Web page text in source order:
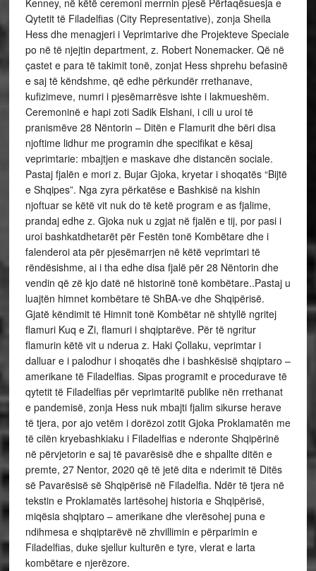
Kenney, në këtë ceremoni merrnin pjesë Përfaqësuesja e
Qytetit të Filadelfias (City Representative), zonja Sheila
Hess dhe menagjeri i Veprimtarive dhe Projekteve Speciale
po në të njejtin department, z. Robert Nonemacker. Që në
çastet e para të takimit tonë, zonjat Hess shprehu befasinë
e saj të këndshme, që edhe përkundër rrethanave,
kufizimeve, numri i pjesëmarrësve ishte i lakmueshëm.
Ceremoninë e hapi zoti Sadik Elshani, i cili u uroi të
pranismëve 28 Nëntorin – Ditën e Flamurit dhe bëri disa
njoftime lidhur me programin dhe specifikat e kësaj
veprimtarie: mbajtjen e maskave dhe distancën sociale.
Pastaj fjalën e mori z. Bujar Gjoka, kryetar i shoqatës “Bijtë
e Shqipes”. Nga zyra përkatëse e Bashkisë na kishin
njoftuar se këtë vit nuk do të ketë program e as fjalime,
prandaj edhe z. Gjoka nuk u zgjat në fjalën e tij, por pasi i
uroi bashkatdhetarët për Festën tonë Kombëtare dhe i
falenderoi ata për pjesëmarrjen në këtë veprimtari të
rëndësishme, ai i tha edhe disa fjalë për 28 Nëntorin dhe
vendin që zë kjo datë në historinë tonë kombëtare..Pastaj u
luajtën himnet kombëtare të ShBA-ve dhe Shqipërisë.
Gjatë këndimit të Himnit tonë Kombëtar në shtyllë ngritej
flamuri Kuq e Zi, flamuri i shqiptarëve. Për të ngritur
flamurin këtë vit u nderua z. Haki Çollaku, veprimtar i
dalluar e i palodhur i shoqatës dhe i bashkësisë shqiptaro –
amerikane të Filadelfias. Sipas programit e procedurave të
qytetit të Filadelfias për veprimtaritë publike nën rrethanat
e pandemisë, zonja Hess nuk mbajti fjalim sikurse herave
të tjera, por ajo vetëm i dorëzoi zotit Gjoka Proklamatën me
të cilën kryebashkiaku i Filadelfias e nderonte Shqipërinë
në përvjetorin e saj të pavarësisë dhe e shpallte ditën e
premte, 27 Nentor, 2020 që të jetë dita e nderimit të Ditës
së Pavarësisë së Shqipërisë në Filadelfia. Ndër të tjera në
tekstin e Proklamatës lartësohej historia e Shqipërisë,
miqësia shqiptaro – amerikane dhe vlerësohej puna e
ndihmesa e shqiptarëvë në zhvillimin e përparimin e
Filadelfias, duke sjellur kulturën e tyre, vlerat e larta
kombëtare e njerëzore.